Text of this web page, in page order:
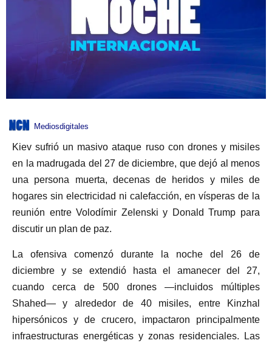
Mediosdigitales
Kiev sufrió un masivo ataque ruso con drones y misiles
en la madrugada del 27 de diciembre, que dejó al menos
una persona muerta, decenas de heridos y miles de
hogares sin electricidad ni calefacción, en vísperas de la
reunión entre Volodímir Zelenski y Donald Trump para
discutir un plan de paz.
La ofensiva comenzó durante la noche del 26 de
diciembre y se extendió hasta el amanecer del 27,
cuando cerca de 500 drones —incluidos múltiples
Shahed— y alrededor de 40 misiles, entre Kinzhal
hipersónicos y de crucero, impactaron principalmente
infraestructuras energéticas y zonas residenciales. Las